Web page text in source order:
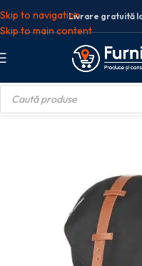
Skip to navigation
Skip to main content
Livrare gratuită
Rucsac scoala